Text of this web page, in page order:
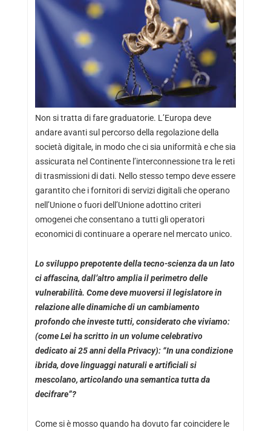
Non si tratta di fare graduatorie. L’Europa deve
andare avanti sul percorso della regolazione della
società digitale, in modo che ci sia uniformità e che sia
assicurata nel Continente l’interconnessione tra le reti
di trasmissioni di dati. Nello stesso tempo deve essere
garantito che i fornitori di servizi digitali che operano
nell’Unione o fuori dell’Unione adottino criteri
omogenei che consentano a tutti gli operatori
economici di continuare a operare nel mercato unico.
Lo sviluppo prepotente della tecno-scienza da un lato
ci affascina, dall’altro amplia il perimetro delle
vulnerabilità. Come deve muoversi il legislatore in
relazione alle dinamiche di un cambiamento
profondo che investe tutti, considerato che viviamo:
(come Lei ha scritto in un volume celebrativo
dedicato ai 25 anni della Privacy): “In una condizione
ibrida, dove linguaggi naturali e artificiali si
mescolano, articolando una semantica tutta da
decifrare”?
Come si è mosso quando ha dovuto far coincidere le